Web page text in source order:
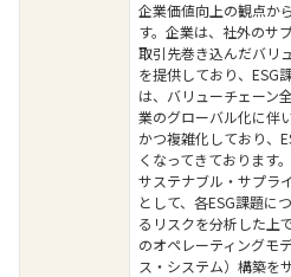
企業価値向上の観点か
す。企業は、社外のサ
取引先巻き込んだバリ
を提供しており、ESG
は、バリューチェーン
業のグローバル化に伴
かつ複雑化しており、
くなってきております。
サステナブル・サプラ
として、各ESG課題に
るリスクを分析した上
のオペレーティングモ
ス・システム）構築を